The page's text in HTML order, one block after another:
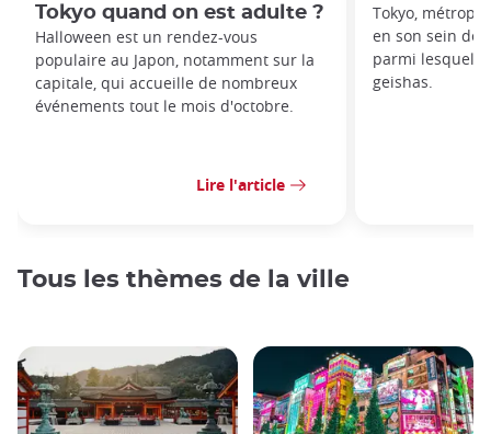
Tokyo quand on est adulte ?
Halloween est un rendez-vous
populaire au Japon, notamment sur la
capitale, qui accueille de nombreux
événements tout le mois d'octobre.
Lire l'article
Tokyo,
en son sein
parmi lesquels
geishas.
Tous les thèmes de la ville